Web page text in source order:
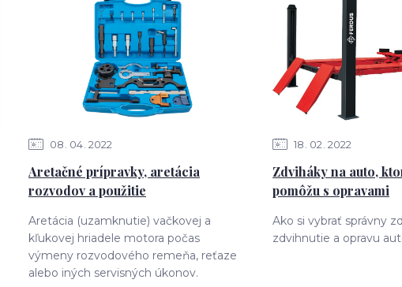
08 04 2022
Aretačné prípravky, aretácia
rozvodov a použitie
Aretácia (uzamknutie) vačkovej a
kľukovej hriadele motora počas
výmeny rozvodového remeňa, reťaze
alebo iných servisných úkonov.
18 02 2022
Zdviháky na auto,
pomôžu s opravami
Ako si vybrať správny
zdvihnutie a opravu